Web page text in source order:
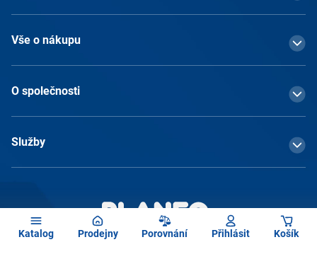
Katalog Prodejny Porovnání Přihlásit Košík
Vše o nákupu
O společnosti
Služby